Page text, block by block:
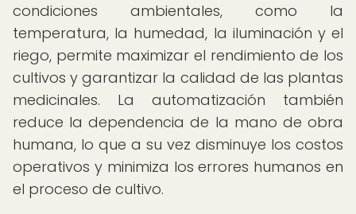
condiciones ambientales, como la
temperatura, la humedad, la iluminación y el
riego, permite maximizar el rendimiento de los
cultivos y garantizar la calidad de las plantas
medicinales. La automatización también
reduce la dependencia de la mano de obra
humana, lo que a su vez disminuye los costos
operativos y minimiza los errores humanos en
el proceso de cultivo.